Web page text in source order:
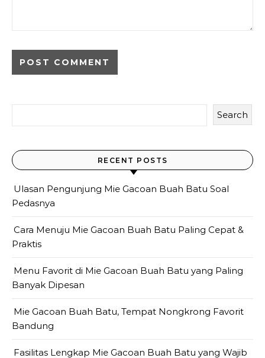
Search
RECENT POSTS
Ulasan Pengunjung Mie Gacoan Buah Batu Soal
Pedasnya
Cara Menuju Mie Gacoan Buah Batu Paling Cepat &
Praktis
Menu Favorit di Mie Gacoan Buah Batu yang Paling
Banyak Dipesan
Mie Gacoan Buah Batu, Tempat Nongkrong Favorit
Bandung
Fasilitas Lengkap Mie Gacoan Buah Batu yang Wajib
Link cepat ke halaman lainnya
Server Error